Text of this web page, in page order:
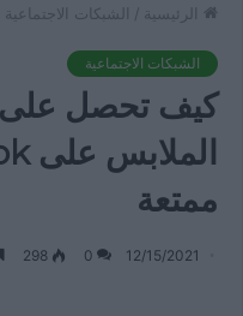
الرئيسية / الشبكات الاجتماعية
الشبكات الاجتماعية
كيف تحصل على
ممتعة
12/15/2021
0
298